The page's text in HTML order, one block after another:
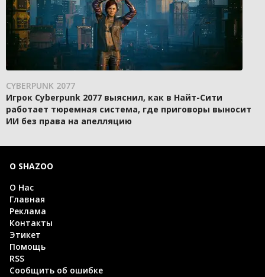
CYBERPUNK 2077
Игрок Cyberpunk 2077 выяснил, как в Найт-Сити
работает тюремная система, где приговоры выносит
ИИ без права на апелляцию
О SHAZOO
О Нас
Главная
Реклама
Контакты
Этикет
Помощь
RSS
Сообщить об ошибке